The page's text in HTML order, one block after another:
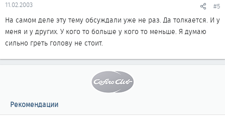
11.02.2003 #5
На самом деле эту тему обсуждали уже не раз. Да толкается. И у
меня и у других. У кого то больше у кого то меньше. Я думаю
сильно греть голову не стоит.
Рекомендации